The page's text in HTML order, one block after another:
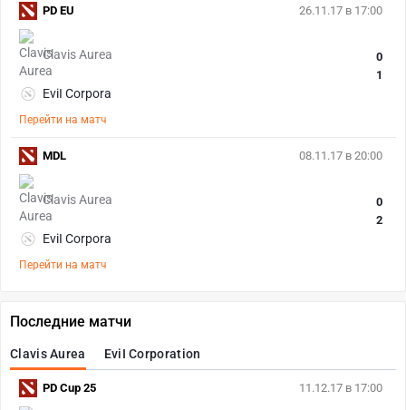
26.11.17 в 17:00
Clavis Aurea
EviI Corpora
0
1
Перейти на матч
PD EU
08.11.17 в 20:00
Clavis Aurea
EviI Corpora
0
2
Перейти на матч
MDL
Последние матчи
Clavis Aurea EviI Corporation
11.12.17 в 17:00
PD Cup 25